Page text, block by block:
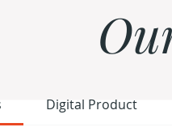
Digital Product